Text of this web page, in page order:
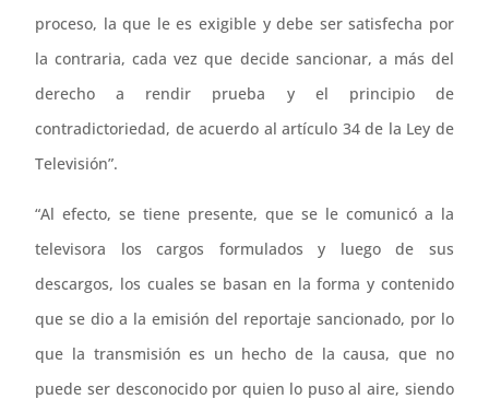
proceso, la que le es exigible y debe ser satisfecha por
la contraria, cada vez que decide sancionar, a más del
derecho a rendir prueba y el principio de
contradictoriedad, de acuerdo al artículo 34 de la Ley de
Televisión”.
“Al efecto, se tiene presente, que se le comunicó a la
televisora los cargos formulados y luego de sus
descargos, los cuales se basan en la forma y contenido
que se dio a la emisión del reportaje sancionado, por lo
que la transmisión es un hecho de la causa, que no
puede ser desconocido por quien lo puso al aire, siendo